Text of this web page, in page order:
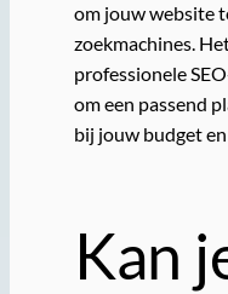
om jouw website
zoekmachines.
professionele
om een passend
bij jouw budget
Kan